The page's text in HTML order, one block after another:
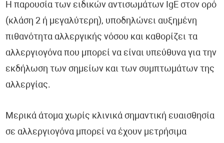
Η παρουσία των ειδικών αντισωμάτων IgE στον ορό
(κλάση 2 ή μεγαλύτερη), υποδηλώνει αυξημένη
πιθανότητα αλλεργικής νόσου και καθορίζει τα
αλλεργιογόνα που μπορεί να είναι υπεύθυνα για την
εκδήλωση των σημείων και των συμπτωμάτων της
αλλεργίας.
Μερικά άτομα χωρίς κλινικά σημαντική ευαισθησία
σε αλλεργιογόνα μπορεί να έχουν μετρήσιμα